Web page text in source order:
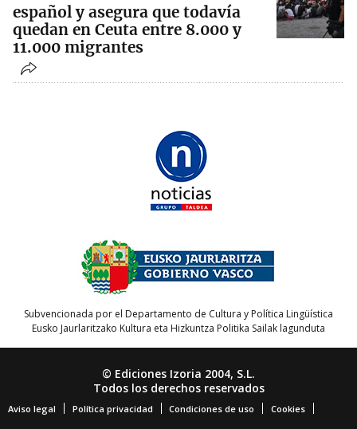
español y asegura que todavía
quedan en Ceuta entre 8.000 y
11.000 migrantes
Subvencionada por el Departamento de Cultura y Política Lingüística
Eusko Jaurlaritzako Kultura eta Hizkuntza Politika Sailak lagunduta
© Ediciones Izoria 2004, S.L.
Todos los derechos reservados
Aviso legal Política privacidad Condiciones de uso Cookies